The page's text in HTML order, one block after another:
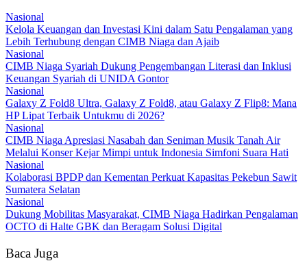
Nasional
Kelola Keuangan dan Investasi Kini dalam Satu Pengalaman yang
Lebih Terhubung dengan CIMB Niaga dan Ajaib
Nasional
CIMB Niaga Syariah Dukung Pengembangan Literasi dan Inklusi
Keuangan Syariah di UNIDA Gontor
Nasional
Galaxy Z Fold8 Ultra, Galaxy Z Fold8, atau Galaxy Z Flip8: Mana
HP Lipat Terbaik Untukmu di 2026?
Nasional
CIMB Niaga Apresiasi Nasabah dan Seniman Musik Tanah Air
Melalui Konser Kejar Mimpi untuk Indonesia Simfoni Suara Hati
Nasional
Kolaborasi BPDP dan Kementan Perkuat Kapasitas Pekebun Sawit
Sumatera Selatan
Nasional
Dukung Mobilitas Masyarakat, CIMB Niaga Hadirkan Pengalaman
OCTO di Halte GBK dan Beragam Solusi Digital
Baca Juga